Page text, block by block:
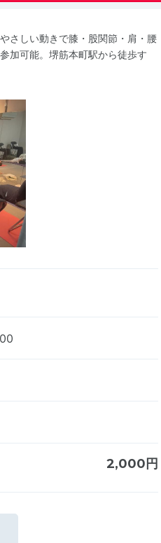
さしい動きで膝・股関節・肩・腰
加可能。堺筋本町駅から徒歩す
2,000円